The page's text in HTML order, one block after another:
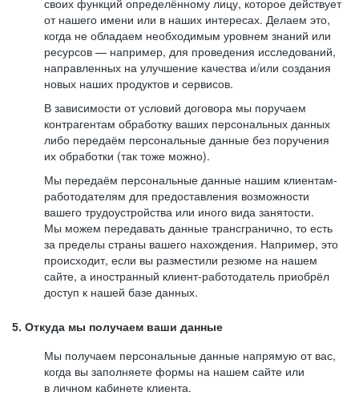
своих функций определённому лицу, которое действует
от нашего имени или в наших интересах. Делаем это,
когда не обладаем необходимым уровнем знаний или
ресурсов — например, для проведения исследований,
направленных на улучшение качества и/или создания
новых наших продуктов и сервисов.
В зависимости от условий договора мы поручаем
контрагентам обработку ваших персональных данных
либо передаём персональные данные без поручения
их обработки (так тоже можно).
Мы передаём персональные данные нашим клиентам-
работодателям для предоставления возможности
вашего трудоустройства или иного вида занятости.
Мы можем передавать данные трансгранично, то есть
за пределы страны вашего нахождения. Например, это
происходит, если вы разместили резюме на нашем
сайте, а иностранный клиент-работодатель приобрёл
доступ к нашей базе данных.
5. Откуда мы получаем ваши данные
Мы получаем персональные данные напрямую от вас,
когда вы заполняете формы на нашем сайте или
в личном кабинете клиента.